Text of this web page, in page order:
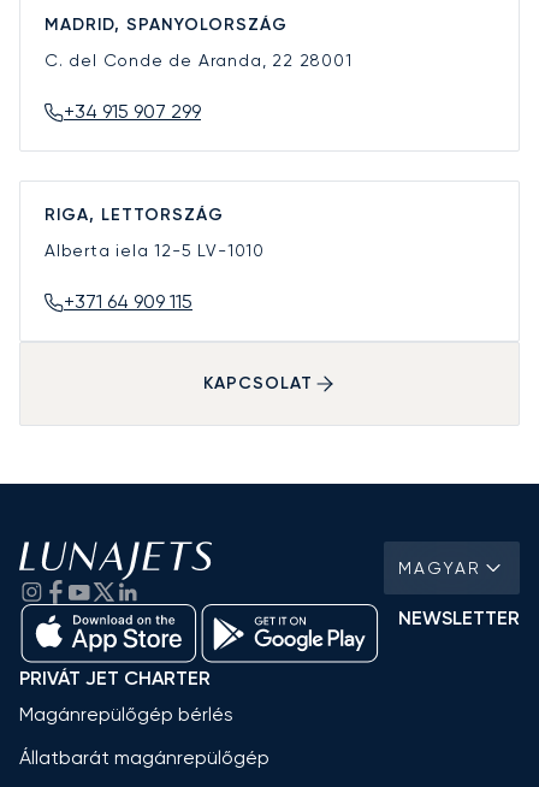
MADRID, SPANYOLORSZÁG
C. del Conde de Aranda, 22 28001
+34 915 907 299
RIGA, LETTORSZÁG
Alberta iela 12-5 LV-1010
+371 64 909 115
KAPCSOLAT
MAGYAR
NEWSLETTER
PRIVÁT JET CHARTER
Magánrepülőgép bérlés
Állatbarát magánrepülőgép